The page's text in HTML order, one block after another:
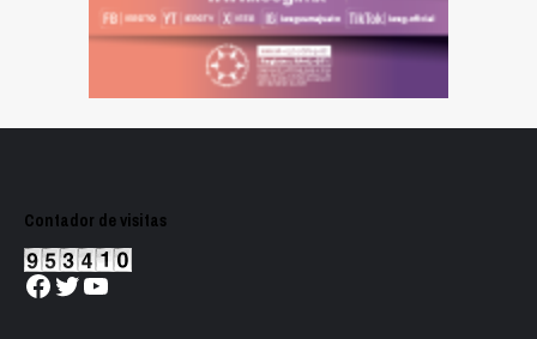
Contador de visitas
Facebook
Twitter
YouTube